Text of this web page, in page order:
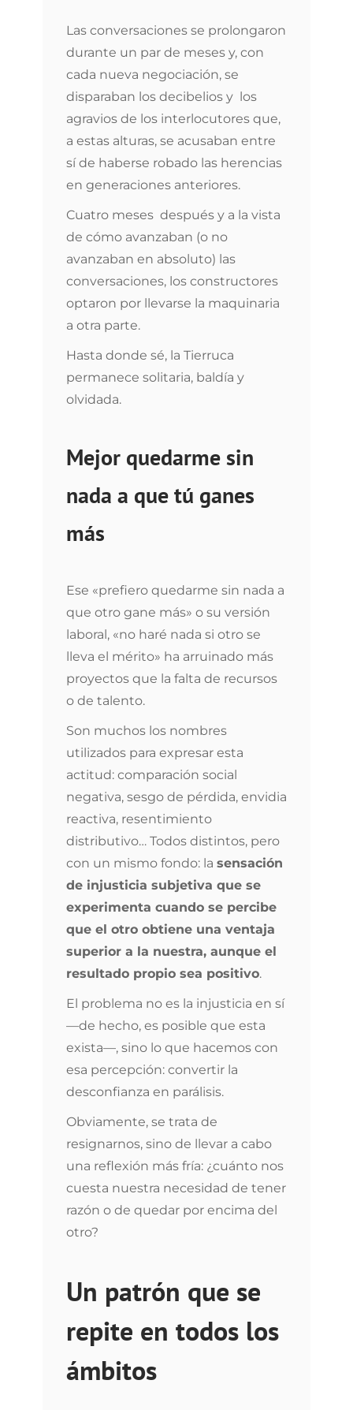
Las conversaciones se prolongaron
durante un par de meses y, con
cada nueva negociación, se
disparaban los decibelios y los
agravios de los interlocutores que,
a estas alturas, se acusaban entre
sí de haberse robado las herencias
en generaciones anteriores.
Cuatro meses después y a la vista
de cómo avanzaban (o no
avanzaban en absoluto) las
conversaciones, los constructores
optaron por llevarse la maquinaria
a otra parte.
Hasta donde sé, la Tierruca
permanece solitaria, baldía y
olvidada.
Mejor quedarme sin
nada a que tú ganes
más
Ese «prefiero quedarme sin nada a
que otro gane más» o su versión
laboral, «no haré nada si otro se
lleva el mérito» ha arruinado más
proyectos que la falta de recursos
o de talento.
Son muchos los nombres
utilizados para expresar esta
actitud: comparación social
negativa, sesgo de pérdida, envidia
reactiva, resentimiento
distributivo… Todos distintos, pero
con un mismo fondo: la sensación
de injusticia subjetiva que se
experimenta cuando se percibe
que el otro obtiene una ventaja
superior a la nuestra, aunque el
resultado propio sea positivo.
El problema no es la injusticia en sí
—de hecho, es posible que esta
exista—, sino lo que hacemos con
esa percepción: convertir la
desconfianza en parálisis.
Obviamente, se trata de
resignarnos, sino de llevar a cabo
una reflexión más fría: ¿cuánto nos
cuesta nuestra necesidad de tener
razón o de quedar por encima del
otro?
Un patrón que se
repite en todos los
ámbitos